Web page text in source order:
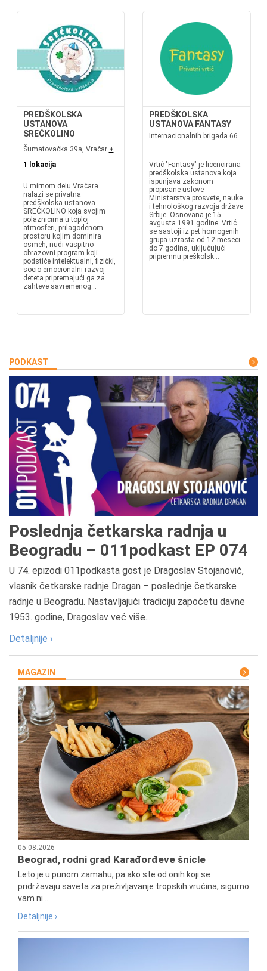
PREDŠKOLSKA
USTANOVA
SREĆKOLINO
Šumatovačka 39a, Vračar +
1 lokacija
U mirnom delu Vračara
nalazi se privatna
predškolska ustanova
SREĆKOLINO koja svojim
polaznicima u toploj
atmosferi, prilagođenom
prostoru kojim dominira
osmeh, nudi vaspitno
obrazovni program koji
podstiče intelektualni, fizički,
socio-emocionalni razvoj
deteta pripremajući ga za
zahteve savremenog...
PREDŠKOLSKA
USTANOVA FANTASY
Internacionalnih brigada 66
Vrtić "Fantasy" je licencirana
predškolska ustanova koja
ispunjava zakonom
propisane uslove
Ministarstva prosvete, nauke
i tehnološkog razvoja države
Srbije. Osnovana je 15
avgusta 1991 godine. Vrtić
se sastoji iz pet homogenih
grupa uzrasta od 12 meseci
do 7 godina, uključujući
pripremnu preškolsk...
PODKAST
Poslednja četkarska radnja u
Beogradu – 011podkast EP 074
U 74. epizodi 011podkasta gost je Dragoslav Stojanović,
vlasnik četkarske radnje Dragan – poslednje četkarske
radnje u Beogradu. Nastavljajući tradiciju započetu davne
1953. godine, Dragoslav već više...
Detaljnije ›
MAGAZIN
05.08.2026
Beograd, rodni grad Karađorđeve šnicle
Leto je u punom zamahu, pa ako ste od onih koji se
pridržavaju saveta za preživljavanje tropskih vrućina, sigurno
vam ni...
Detaljnije ›